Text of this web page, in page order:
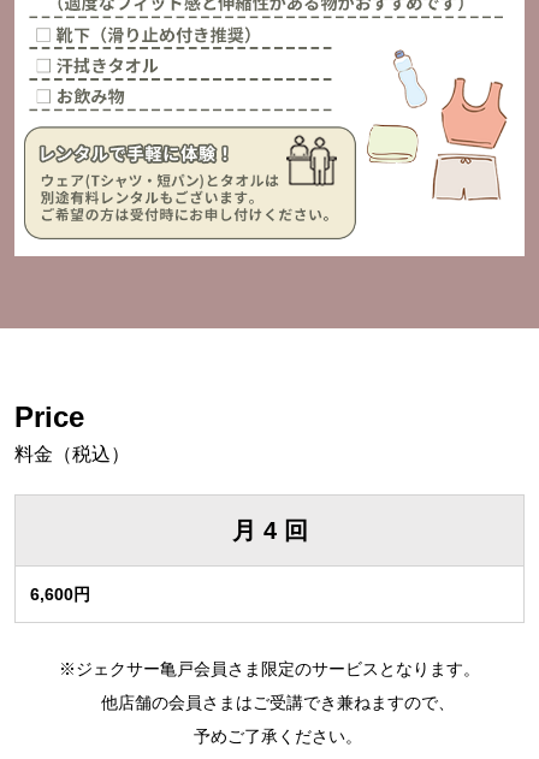
Price
料金（税込）
月 4 回
6,600円
※ジェクサー亀戸会員さま限定のサービスとなります。
他店舗の会員さまはご受講でき兼ねますので、
予めご了承ください。